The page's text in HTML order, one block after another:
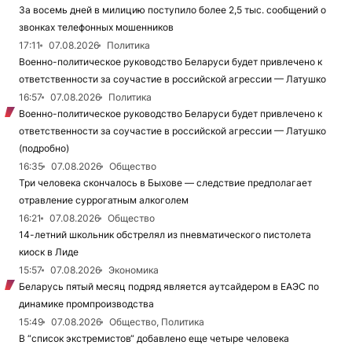
За восемь дней в милицию поступило более 2,5 тыс. сообщений о
звонках телефонных мошенников
17:11
07.08.2026
Политика
Военно-политическое руководство Беларуси будет привлечено к
ответственности за соучастие в российской агрессии — Латушко
16:57
07.08.2026
Политика
Военно-политическое руководство Беларуси будет привлечено к
ответственности за соучастие в российской агрессии — Латушко
(подробно)
16:35
07.08.2026
Общество
Три человека скончалось в Быхове — следствие предполагает
отравление суррогатным алкоголем
16:21
07.08.2026
Общество
14-летний школьник обстрелял из пневматического пистолета
киоск в Лиде
15:57
07.08.2026
Экономика
Беларусь пятый месяц подряд является аутсайдером в ЕАЭС по
динамике промпроизводства
15:49
07.08.2026
Общество, Политика
В “список экстремистов“ добавлено еще четыре человека